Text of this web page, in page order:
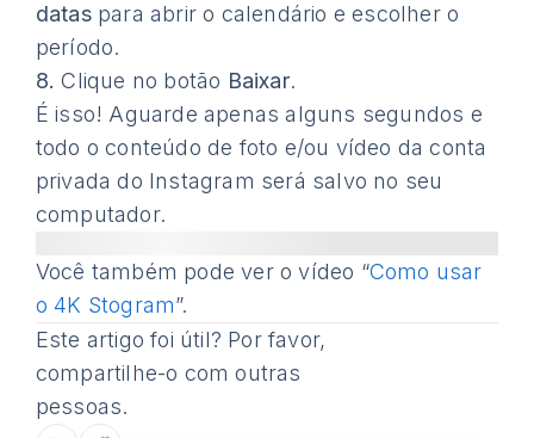
dataspara abrir o calendário e escolher o
período.
8. Clique no botão Baixar.
É isso! Aguarde apenas alguns segundos e
todo o conteúdo de foto e/ou vídeo da conta
privada do Instagram será salvo no seu
computador.
Você também pode ver o vídeo “Como usar
o 4K Stogram”.
Este artigo foi útil? Por favor,
compartilhe-o com outras
pessoas.